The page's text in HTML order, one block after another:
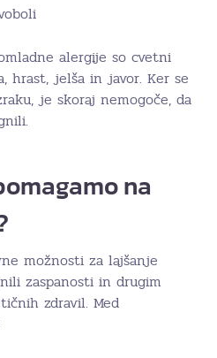
alergije so cvetni
hrast, jelša in javor. Ker se
je skoraj nemogoče, da
na
možnosti za lajšanje
zaspanosti in drugim
zdravil. Med